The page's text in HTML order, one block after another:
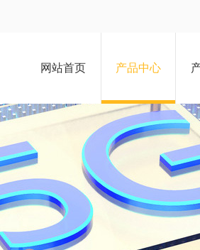
网站首页 产品中心